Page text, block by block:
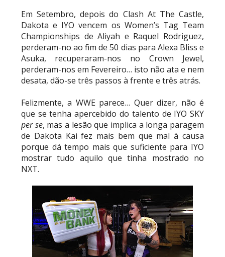
Em Setembro, depois do Clash At The Castle,
Dakota e IYO vencem os Women’s Tag Team
Championships de Aliyah e Raquel Rodriguez,
perderam-no ao fim de 50 dias para Alexa Bliss e
Asuka, recuperaram-nos no Crown Jewel,
perderam-nos em Fevereiro… isto não ata e nem
desata, dão-se três passos à frente e três atrás.
Felizmente, a WWE parece… Quer dizer, não é
que se tenha apercebido do talento de IYO SKY
per se, mas a lesão que implica a longa paragem
de Dakota Kai fez mais bem que mal à causa
porque dá tempo mais que suficiente para IYO
mostrar tudo aquilo que tinha mostrado no
NXT.